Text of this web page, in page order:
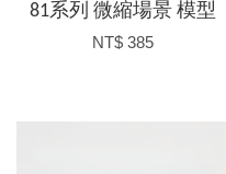
81系列 微縮場景 模型
NT$ 385